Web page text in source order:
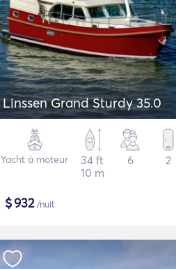
Linssen Grand Sturdy 35.0
Yacht à moteur
34 ft
10 m
6 2
$932/nuit